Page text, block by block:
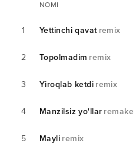
NOMI
1 Yettinchi qavat remix
2 Topolmadim remix
3 Yiroqlab ketdi remix
4 Manzilsiz yo'llar remake
5 Mayli remix